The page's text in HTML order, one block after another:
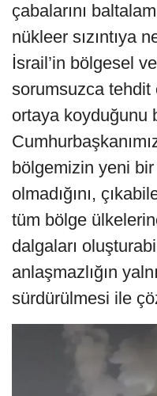
çabalarını
nükleer sızıntıya
İsrail’in bölgesel
sorumsuzca
ortaya koyduğunu
bölgemizin yeni
olmadığını,
tüm bölge
dalgaları
anlaşmazlığın
sürdürülmesi ile